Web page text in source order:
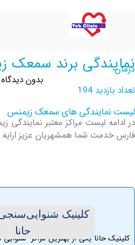
برند سمعک
بدون دیدگاه
194
های سمعک زیمنس
لیست مراکز معتبر نمایندگی زیمنس
شما همشهریان عزیز ارایه
کلینیک شنوایی‌سنجی ‏و
حانا یکی از بهترین مراکزشنوایی سنجی